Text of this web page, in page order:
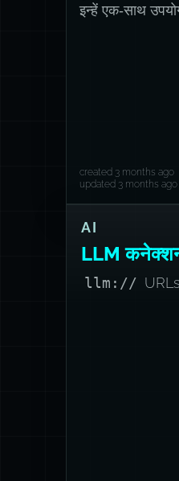
इन्हें एक‑साथ
created 3 months ago
updated 3 months ago
AI
LLM
llm://